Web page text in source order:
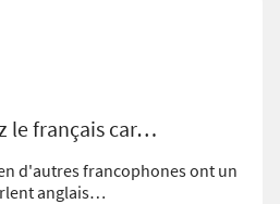
le français car…
d'autres francophones ont un
anglais…